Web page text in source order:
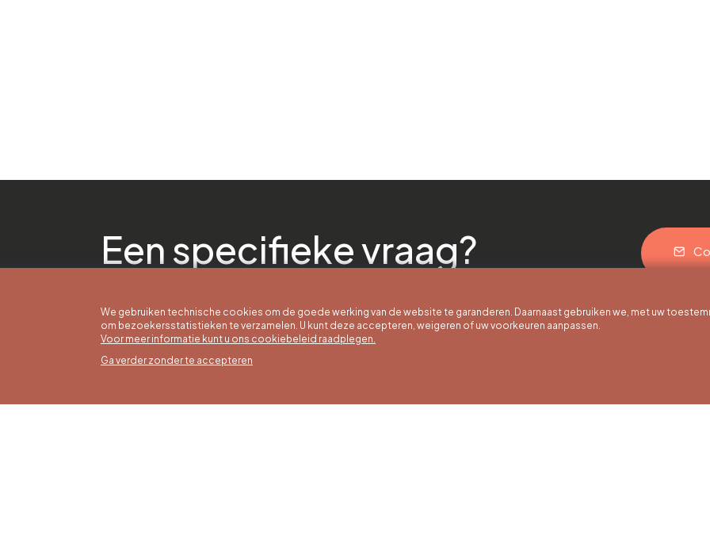
Een specifieke vraag?
We gebruiken technische cookies om de goede werking van de website te garanderen. Daarnaast gebruiken we, met uw
om bezoekersstatistieken te verzamelen. U kunt deze accepteren, weigeren of uw voorkeuren aanpassen.
Voor meer informatie kunt u ons cookiebeleid raadplegen.
Ga verder zonder te accepteren